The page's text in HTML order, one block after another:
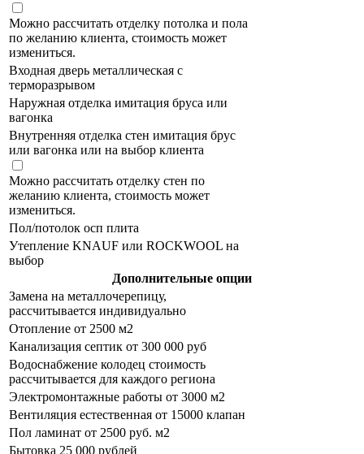
Можно рассчитать отделку потолка и пола
по желанию клиента, стоимость может
измениться.
Входная дверь металлическая с
терморазрывом
Наружная отделка имитация бруса или
вагонка
Внутренняя отделка стен имитация брус
или вагонка или на выбор клиента
Можно рассчитать отделку стен по
желанию клиента, стоимость может
измениться.
Пол/потолок осп плита
Утепление KNAUF или ROCKWOOL на
выбор
Дополнительные опции
Замена на металлочерепицу,
рассчитывается индивидуально
Отопление от 2500 м2
Канализация септик от 300 000 руб
Водоснабжение колодец стоимость
рассчитывается для каждого региона
Электромонтажные работы от 3000 м2
Вентиляция естественная от 15000 клапан
Пол ламинат от 2500 руб. м2
Бытовка 25 000 рублей